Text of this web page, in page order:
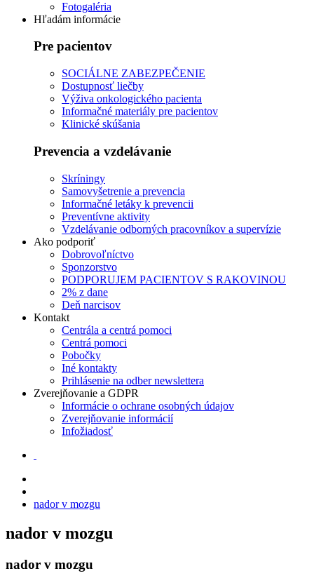
Fotogaléria
Hľadám informácie
Pre pacientov
SOCIÁLNE ZABEZPEČENIE
Dostupnosť liečby
Výživa onkologického pacienta
Informačné materiály pre pacientov
Klinické skúšania
Prevencia a vzdelávanie
Skríningy
Samovyšetrenie a prevencia
Informačné letáky k prevencii
Preventívne aktivity
Vzdelávanie odborných pracovníkov a supervízie
Ako podporiť
Dobrovoľníctvo
Sponzorstvo
PODPORUJEM PACIENTOV S RAKOVINOU
2% z dane
Deň narcisov
Kontakt
Centrála a centrá pomoci
Centrá pomoci
Pobočky
Iné kontakty
Prihlásenie na odber newslettera
Zverejňovanie a GDPR
Informácie o ochrane osobných údajov
Zverejňovanie informácií
Infožiadosť
nador v mozgu
nador v mozgu
nador v mozgu